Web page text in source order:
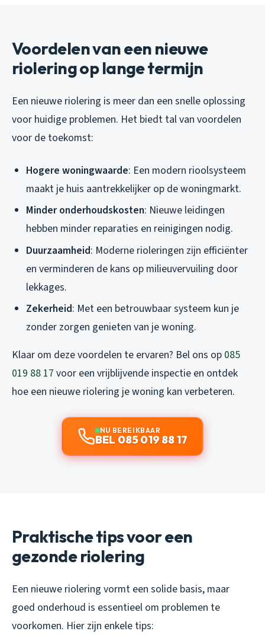
Voordelen van een nieuwe
riolering op lange termijn
Een nieuwe riolering is meer dan een snelle oplossing
voor huidige problemen. Het biedt tal van voordelen
voor de toekomst:
Hogere woningwaarde: Een modern rioolsysteem
maakt je huis aantrekkelijker op de woningmarkt.
Minder onderhoudskosten: Nieuwe leidingen
hebben minder reparaties en reinigingen nodig.
Duurzaamheid: Moderne rioleringen zijn efficiënter
en verminderen de kans op milieuvervuiling door
lekkages.
Zekerheid: Met een betrouwbaar systeem kun je
zonder zorgen genieten van je woning.
Klaar om deze voordelen te ervaren? Bel ons op 085
019 88 17 voor een vrijblijvende inspectie en ontdek
hoe een nieuwe riolering je woning kan verbeteren.
NU BEREIKBAAR
BEL 085 019 88 17
Praktische tips voor een
gezonde riolering
Een nieuwe riolering vormt een solide basis, maar
goed onderhoud is essentieel om problemen te
voorkomen. Hier zijn enkele tips: